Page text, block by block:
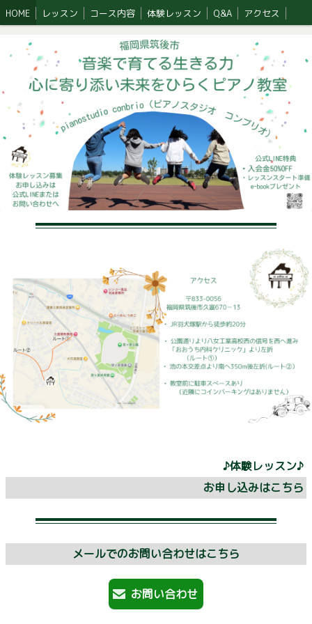
HOME レッスン コース内容 体験レッスン Q&A アクセス
♪体験レッスン♪
お申し込みはこちら
メールでのお問い合わせはこちら
お問い合わせ